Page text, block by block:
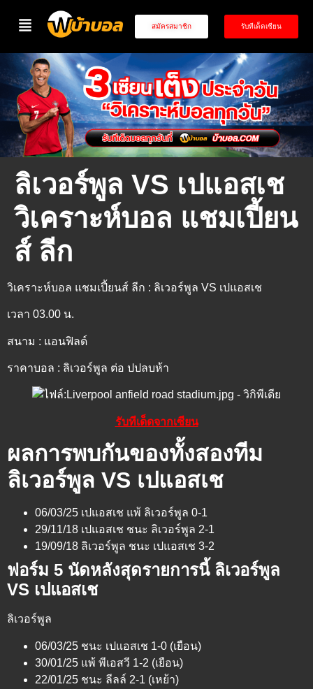
สมัครสมาชิก รับทีเด็ดเซียน
ลิเวอร์พูล VS เปแอสเช
วิเคราะห์บอล แชมเปี้ยน
ส์ ลีก
วิเคราะห์บอล แชมเปี้ยนส์ ลีก : ลิเวอร์พูล VS เปแอสเช
เวลา 03.00 น.
สนาม : แอนฟิลด์
ราคาบอล : ลิเวอร์พูล ต่อ ปปลบห้า
รับทีเด็ดจากเซียน
ผลการพบกันของทั้งสองทีม
ลิเวอร์พูล VS เปแอสเช
06/03/25 เปแอสเช แพ้ ลิเวอร์พูล 0-1
29/11/18 เปแอสเช ชนะ ลิเวอร์พูล 2-1
19/09/18 ลิเวอร์พูล ชนะ เปแอสเช 3-2
ฟอร์ม 5 นัดหลังสุดรายการนี้ ลิเวอร์พูล
VS เปแอสเช
ลิเวอร์พูล
06/03/25 ชนะ เปแอสเช 1-0 (เยือน)
30/01/25 แพ้ พีเอสวี 1-2 (เยือน)
22/01/25 ชนะ ลีลล์ 2-1 (เหย้า)